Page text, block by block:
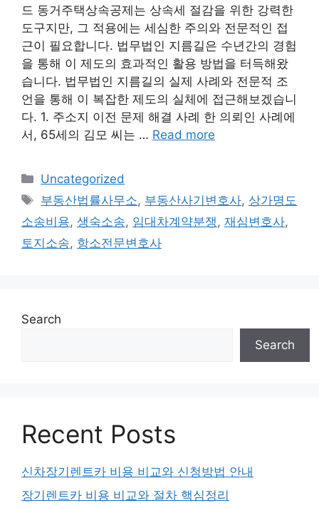
드 동거주택상속공제는 상속세 절감을 위한 강력한
도구지만, 그 적용에는 세심한 주의와 전문적인 접
근이 필요합니다. 법무법인 지름길은 수년간의 경험
을 통해 이 제도의 효과적인 활용 방법을 터득해왔
습니다. 법무법인 지름길의 실제 사례와 전문적 조
언을 통해 이 복잡한 제도의 실체에 접근해보겠습니
다. 1. 주소지 이전 문제 해결 사례 한 의뢰인 사례에
서, 65세의 김모 씨는 … Read more
Categories
Uncategorized
Tags
부동산법률사무소, 부동산사기변호사, 상가명도
소송비용, 생숙소송, 임대차계약분쟁 , 재심변호사,
토지소송, 항소전문변호사
Search
Search
Recent Posts
신차장기렌트카 비용 비교와 신청방법 안내
장기렌트카 비용 비교와 절차 핵심정리